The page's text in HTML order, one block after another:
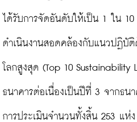
ได้รับการจัดอันดับให้เป็น 1 ใน
ดำเนินงานสอดคล้องกับแนวปฏิบั
โลกสูงสุด (Top 10
ธนาคารต่อเนื่องเป็นปีที่ 3 จากธนา
การประเมินจำนวนทั้งสิ้น 253 แห่ง